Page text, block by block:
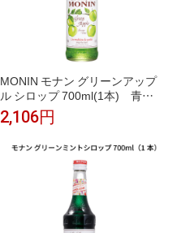
MONIN モナン グリーンアップ
ル シロップ 700ml(1本) 青リ
ンゴ グリーンアップル みずみず
しい かき氷 ソーダ ノンアルコ
り材 業務用 カフェ フレーバー
2,106円